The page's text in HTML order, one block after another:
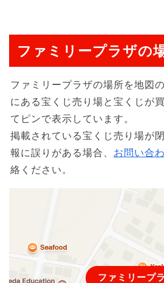
ファミリープラザの
ファミリープラザの場所を地図
にある宝くじ売り場と宝くじが
てピンで表示しています。
掲載されている宝くじ売り場が
報に誤りがある場合、 お問い合
絡ください。
ファミリープ